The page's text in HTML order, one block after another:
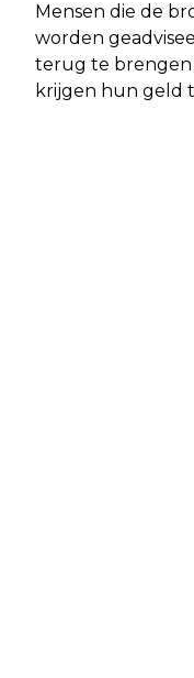
Mensen die de
worden
terug te brengen
krijgen hun geld